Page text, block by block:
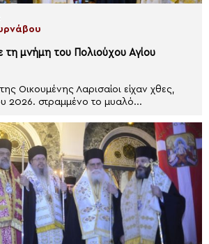
μνήμη του Πολιούχου Αγίου
Οικουμένης Λαρισαίοι είχαν χθες,
2026. στραμμένο το μυαλό...